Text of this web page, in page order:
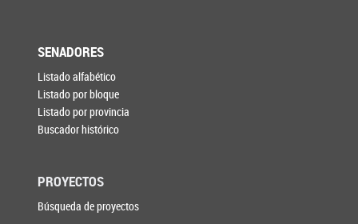
SENADORES
Listado alfabético
Listado por bloque
Listado por provincia
Buscador histórico
PROYECTOS
Búsqueda de proyectos